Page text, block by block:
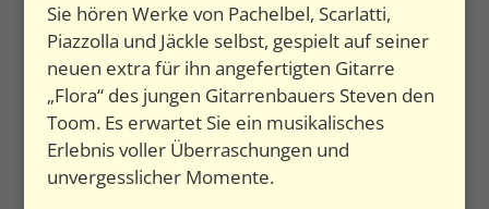
Sie hören Werke von Pachelbel, Scarlatti,
Piazzolla und Jäckle selbst, gespielt auf seiner
neuen extra für ihn angefertigten Gitarre
„Flora“ des jungen Gitarrenbauers Steven den
Toom. Es erwartet Sie ein musikalisches
Erlebnis voller Überraschungen und
unvergesslicher Momente.